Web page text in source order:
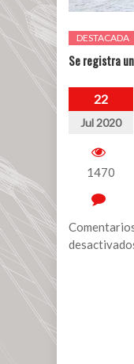
DESTACADA
Se registra
22
Jul 2020
1470